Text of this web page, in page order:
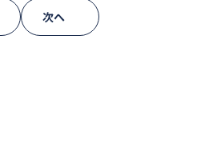
次へ